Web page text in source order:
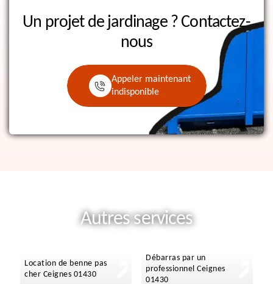
Un projet de jardinage ? Contactez-
nous
Appeler maintenant
indisponible
Autres services
Location de benne pas
cher Ceignes 01430
Débarras par un
professionnel Ceignes
01430